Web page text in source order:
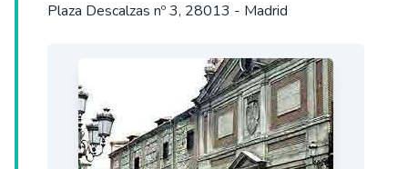
Plaza Descalzas nº 3, 28013 - Madrid